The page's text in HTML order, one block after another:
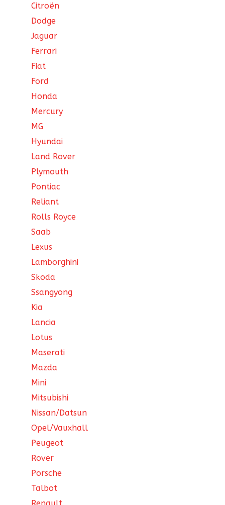
Citroën
Dodge
Jaguar
Ferrari
Fiat
Ford
Honda
Mercury
MG
Hyundai
Land Rover
Plymouth
Pontiac
Reliant
Rolls Royce
Saab
Lexus
Lamborghini
Skoda
Ssangyong
Kia
Lancia
Lotus
Maserati
Mazda
Mini
Mitsubishi
Nissan/Datsun
Opel/Vauxhall
Peugeot
Rover
Porsche
Talbot